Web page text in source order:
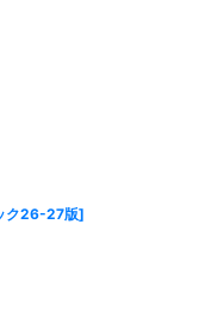
ク26-27版]